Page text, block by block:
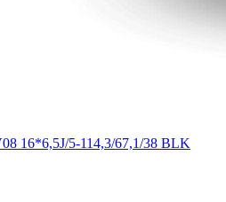
16*6,5J/5-114,3/67,1/38 BLK